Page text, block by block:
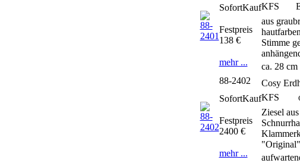
KFS
aus
Stimme
ca. 28
SofortKauf
Festpreis
138 €
mehr ...
88-2402
Cosy
KFS
Ziesel
SofortKauf
Festpreis
2400 €
mehr ...